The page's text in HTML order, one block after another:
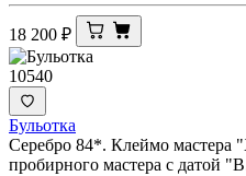
18 200 ₽
10540
Бульотка
Серебро 84*. Клеймо мастера
пробирного мастера с датой